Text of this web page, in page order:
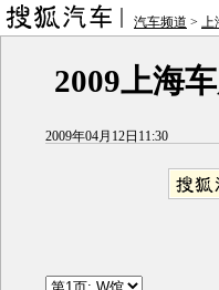
汽车频道 > 上
2009上海
2009年04月12日11:30